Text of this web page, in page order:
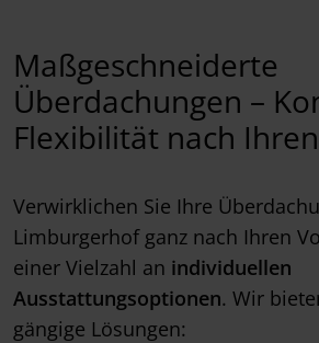
Maßgeschneiderte
Überdachungen –
Flexibilität nach
Verwirklichen Sie Ihre
Limburgerhof ganz nach Ihren
einer Vielzahl an individuellen
Ausstattungsoptionen. Wir
gängige Lösungen: